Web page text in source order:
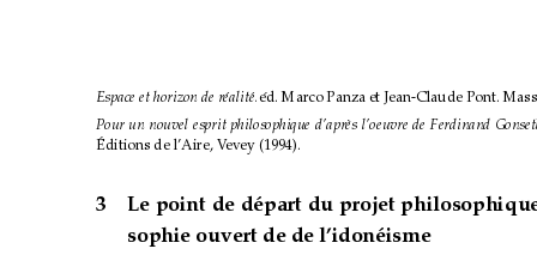
Espace et horizon de r´
ealit´
e. ´
ed. Marco Panza et Jean-Claude Pont.
Pour un nouvel esprit philosophique d’apr`
es l’oeuvre de Ferdinand
´
Editions de l’Aire, Vevey (1994).
3 Le point de d´
epart du projet
sophie ouvert de de l’idon´
eisme